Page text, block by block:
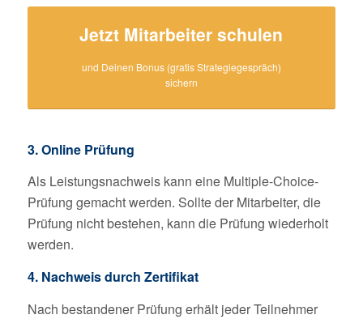
Jetzt Mitarbeiter schulen
und Deinen Bonus (gratis Strategiegespräch)
sichern
3. Online Prüfung
Als Leistungsnachweis kann eine Multiple-Choice-
Prüfung gemacht werden. Sollte der Mitarbeiter, die
Prüfung nicht bestehen, kann die Prüfung wiederholt
werden.
4. Nachweis durch Zertifikat
Nach bestandener Prüfung erhält jeder Teilnehmer